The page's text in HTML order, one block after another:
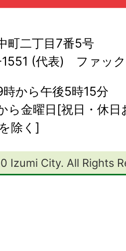
町二丁目7番5号
1551 (代表) ファッ
から午後5時15分
ら金曜日[祝日・休
除く]
Izumi City. All Rights